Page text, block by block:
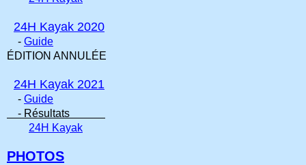
24H Kayak 2020
- Guide
ÉDITION ANNULÉE
24H Kayak 2021
- Guide
- Résultats
24H Kayak
PHOTOS